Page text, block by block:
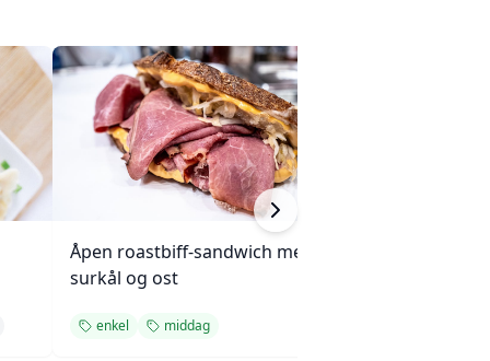
Åpen roastbiff-sandwich med
surkål og ost
enkel middag